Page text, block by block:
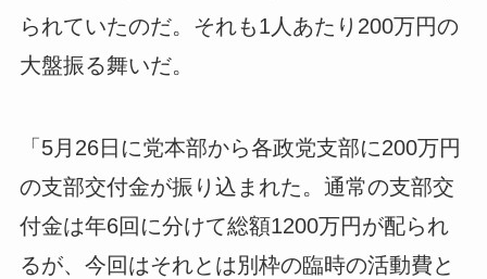
られていたのだ。それも1人あたり200万円の
大盤振る舞いだ。
「5月26日に党本部から各政党支部に200万円
の支部交付金が振り込まれた。通常の支部交
付金は年6回に分けて総額1200万円が配られ
るが、今回はそれとは別枠の臨時の活動費と